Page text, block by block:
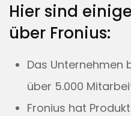
Hier sind
über Fronius:
Das
über 5.000
Fronius hat